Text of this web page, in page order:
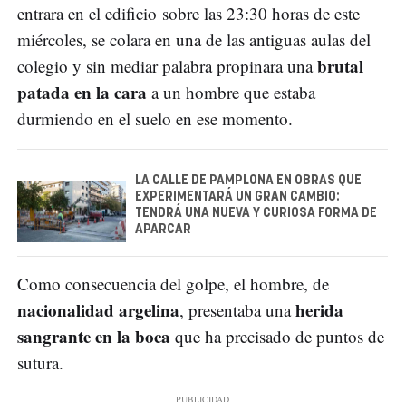
entrara en el edificio sobre las 23:30 horas de este
miércoles, se colara en una de las antiguas aulas del
colegio y sin mediar palabra propinara unabrutal
patada en la cara a un hombre que estaba
durmiendo en el suelo en ese momento.
LA CALLE DE PAMPLONA EN OBRAS QUE
EXPERIMENTARÁ UN GRAN CAMBIO:
TENDRÁ UNA NUEVA Y CURIOSA FORMA DE
APARCAR
Como consecuencia del golpe, el hombre, de
nacionalidad argelina, presentaba unaherida
sangrante en la boca que ha precisado de puntos de
sutura.